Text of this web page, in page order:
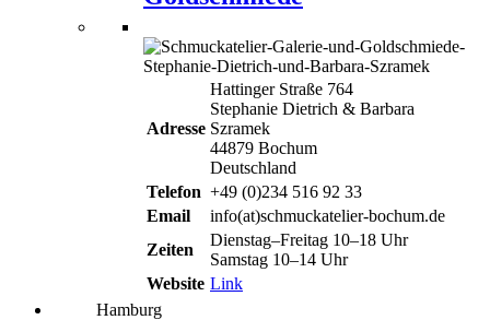
Adresse
Hattinger Straße 764
Stephanie Dietrich & Barbara
Szramek
44879 Bochum
Deutschland
Telefon +49 (0)234 516 92 33
Email
info(at)schmuckatelier-bochum.de
Zeiten
Dienstag–Freitag 10–18 Uhr
Samstag 10–14 Uhr
Website Link
Hamburg